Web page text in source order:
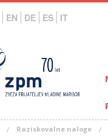
EN DE ES IT
Raziskovalne naloge